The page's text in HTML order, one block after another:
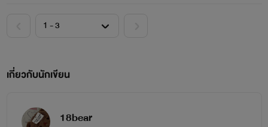
เกี่ยวกับนักเขียน
18bear